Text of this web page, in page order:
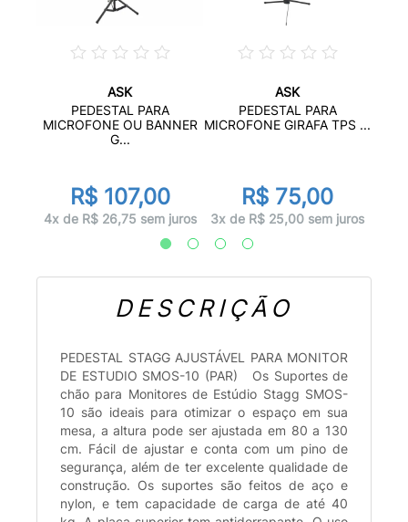
ASK
PEDESTAL PARA
MICROFONE OU BANNER
G...
R$ 107,00
4x de R$ 26,75 sem juros
ASK
PEDESTAL PARA
MICROFONE GIRAFA TPS ...
R$ 75,00
3x de R$ 25,00 sem juros
DESCRIÇÃO
PEDESTAL STAGG AJUSTÁVEL PARA MONITOR
DE ESTUDIO SMOS-10 (PAR) Os Suportes de
chão para Monitores de Estúdio Stagg SMOS-
10 são ideais para otimizar o espaço em sua
mesa, a altura pode ser ajustada em 80 a 130
cm. Fácil de ajustar e conta com um pino de
segurança, além de ter excelente qualidade de
construção. Os suportes são feitos de aço e
nylon, e tem capacidade de carga de até 40